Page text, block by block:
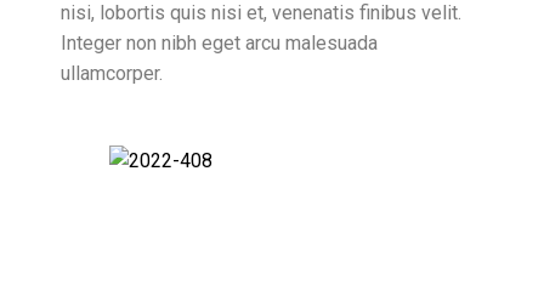
nisi, lobortis quis nisi et, venenatis finibus velit.
Integer non nibh eget arcu malesuada
ullamcorper.